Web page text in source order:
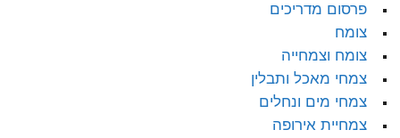
פרסום מדריכים
צומח
צומח וצמחייה
צמחי מאכל ותבלין
צמחי מים ונחלים
צמחיית אירופה